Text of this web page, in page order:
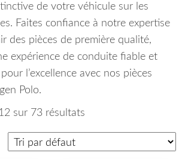
de votre véhicule sur les
Faites confiance à notre expertise
des pièces de première qualité,
expérience de conduite fiable et
l’excellence avec nos pièces
Polo.
sur 73 résultats